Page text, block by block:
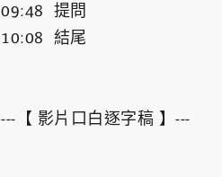
09:48​ 提問
10:08​ 結尾
---【 影片口白逐字稿 】---